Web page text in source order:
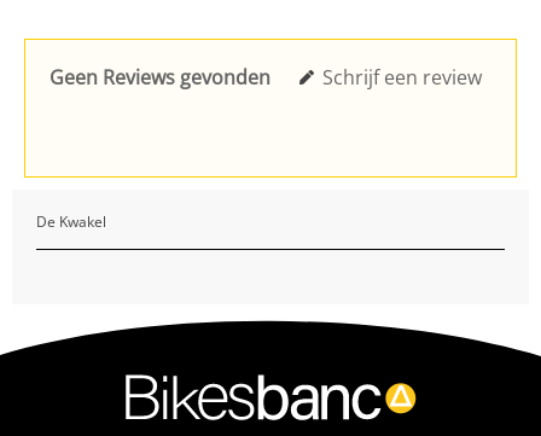
Geen Reviews gevonden Schrijf een review
De Kwakel